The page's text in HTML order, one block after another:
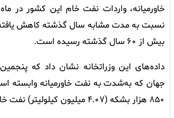
نسبت به مدت مشابه سال گذشته کاهش یافته
بیش از ۶۰ سال گذشته رسیده است.
داده‌های این وزراتخانه نشان داد که
جهان که به‌شدت به نفت خاورمیانه وابسته
۸۵۰ هزار بشکه (۴.۰۷ میلیون کیلولیتر) نفت خام وارد کرده است.